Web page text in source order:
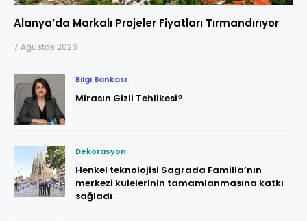
Alanya’da Markalı Projeler Fiyatları Tırmandırıyor
7 Ağustos 2026
Bilgi Bankası
Mirasın Gizli Tehlikesi?
Dekorasyon
Henkel teknolojisi Sagrada Familia’nın
merkezi kulelerinin tamamlanmasına katkı
sağladı